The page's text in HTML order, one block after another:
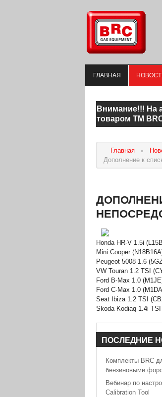
ГЛАВНАЯ
Внимание!!! На
товаром ТМ
Главная
Дополнение к
Honda HR-V 1.5i
Mini Cooper
Peugeot 5008 1.6
VW Touran 1.2 TSI
Ford B-Max 1.0
Ford C-Max 1.0
Seat Ibiza 1.2 TSI
Skoda Kodiaq 1.4i
ПОСЛЕДНИЕ
Комплекты BRC
бензиновыми
Вебинар по
Calibration Tool